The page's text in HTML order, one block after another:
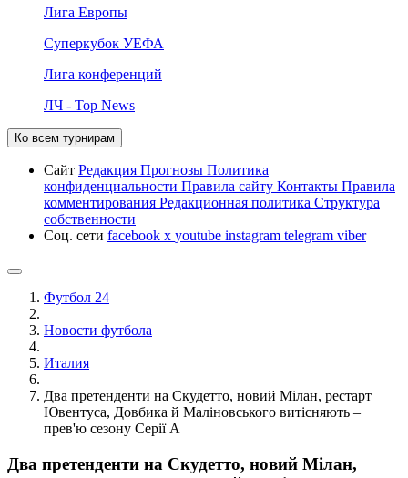
Лига Европы
Суперкубок УЕФА
Лига конференций
ЛЧ - Top News
Ко всем турнирам
Сайт Редакция Прогнозы Политика
конфиденциальности Правила сайту Контакты Правила
комментирования Редакционная политика Структура
собственности
Соц. сети facebook x youtube instagram telegram viber
Футбол 24
Новости футбола
Италия
Два претенденти на Скудетто, новий Мілан, рестарт
Ювентуса, Довбика й Маліновського витісняють –
прев'ю сезону Серії А
Два претенденти на Скудетто, новий Мілан,